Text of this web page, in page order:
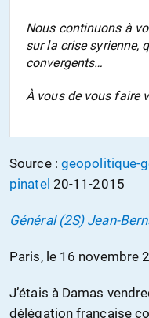
CONTACTER
FAIRE UN
Nous continuons à
sur la crise syrienne,
convergents…
À vous de vous faire
Source : geopolitique-
pinatel 20-11-2015
Général (2S) Jean-
Paris, le 16 novembre
J’étais à Damas
délégation française